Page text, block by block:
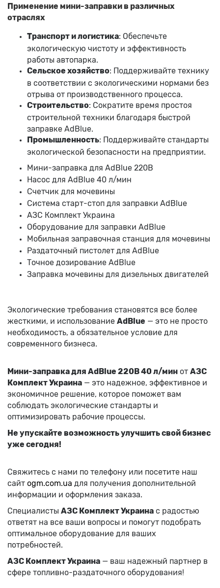
Применение мини-заправки в различных
отраслях
Транспорт и логистика: Обеспечьте
экологическую чистоту и эффективность
работы автопарка.
Сельское хозяйство: Поддерживайте технику
в соответствии с экологическими нормами без
отрыва от производственного процесса.
Строительство: Сократите время простоя
строительной техники благодаря быстрой
заправке AdBlue.
Промышленность: Поддерживайте стандарты
экологической безопасности на предприятии.
Мини-заправка для AdBlue 220В
Насос для AdBlue 40 л/мин
Счетчик для мочевины
Система старт-стоп для заправки AdBlue
АЗС Комплект Украина
Оборудование для заправки AdBlue
Мобильная заправочная станция для мочевины
Раздаточный пистолет для AdBlue
Точное дозирование AdBlue
Заправка мочевины для дизельных двигателей
Экологические требования становятся все более
жесткими, и использование AdBlue — это не просто
необходимость, а обязательное условие для
современного бизнеса.
Мини-заправка для AdBlue 220В 40 л/мин от АЗС
Комплект Украина — это надежное, эффективное и
экономичное решение, которое поможет вам
соблюдать экологические стандарты и
оптимизировать рабочие процессы.
Не упускайте возможность улучшить свой бизнес
уже сегодня!
Свяжитесь с нами по телефону или посетите наш
сайт ogm.com.ua для получения дополнительной
информации и оформления заказа.
Специалисты АЗС Комплект Украина с радостью
ответят на все ваши вопросы и помогут подобрать
оптимальное оборудование для ваших
потребностей.
АЗС Комплект Украина — ваш надежный партнер в
сфере топливно-раздаточного оборудования!